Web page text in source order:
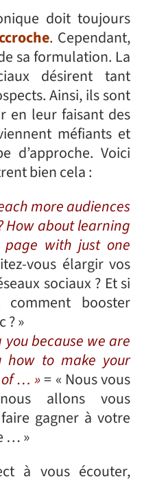
doit toujours
. Cependant,
sa formulation. La
désirent tant
Ainsi, ils sont
en leur faisant des
méfiants et
d’approche. Voici
bien cela :
more audiences
How about learning
with just one
vous élargir vos
sociaux ? Et si
booster
? »
because we are
how to make your
of … »= « Nous vous
allons vous
gagner à votre
… »
à vous écouter,